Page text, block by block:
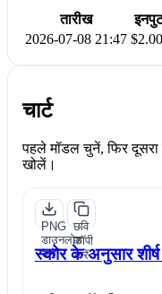
तारीख
2026-07-08 21:47
चार्ट
पहले मॉडल चुनें, फिर
खोलें।
PNG
डाउनलोड
करें
छवि
कॉपी
करें
स्कोर के अनुसार